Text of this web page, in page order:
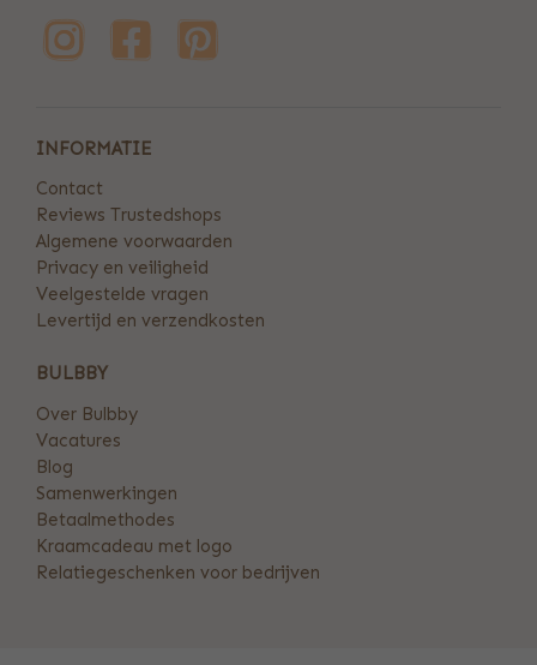
INFORMATIE
Contact
Reviews Trustedshops
Algemene voorwaarden
Privacy en veiligheid
Veelgestelde vragen
Levertijd en verzendkosten
BULBBY
Over Bulbby
Vacatures
Blog
Samenwerkingen
Betaalmethodes
Kraamcadeau met logo
Relatiegeschenken voor bedrijven